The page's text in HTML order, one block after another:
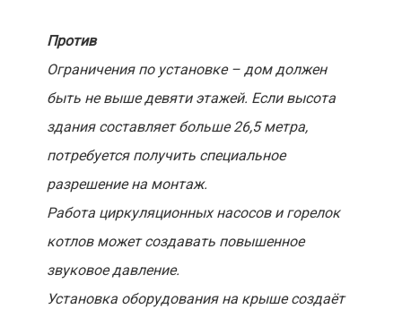
Против
Ограничения по установке – дом должен
быть не выше девяти этажей. Если высота
здания составляет больше 26,5 метра,
потребуется получить специальное
разрешение на монтаж.
Работа циркуляционных насосов и горелок
котлов может создавать повышенное
звуковое давление.
Установка оборудования на крыше создаёт